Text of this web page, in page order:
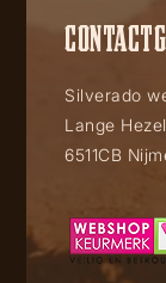
Silverado
Lange
6511CB